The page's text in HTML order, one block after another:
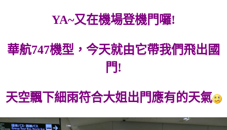
YA~又在機場登機門囉!
華航747機型，今天就由它帶我們飛出國
門!
天空飄下細雨符合大姐出門應有的天氣